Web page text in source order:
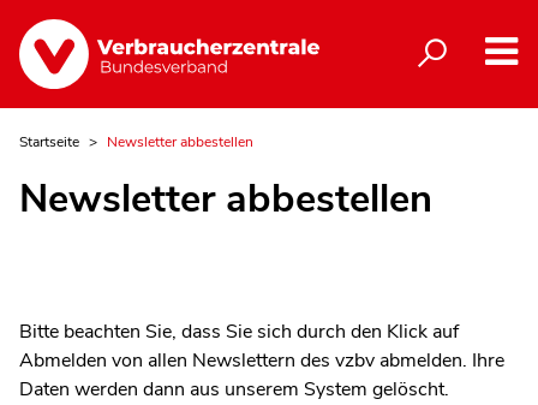
Startseite Newsletter abbestellen
Newsletter abbestellen
Bitte beachten Sie, dass Sie sich durch den Klick auf
Abmelden von allen Newslettern des vzbv abmelden. Ihre
Daten werden dann aus unserem System gelöscht.